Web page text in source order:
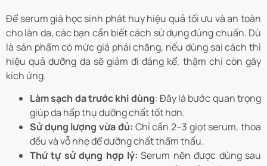
Để serum giá học sinh phát huy hiệu quả tối ưu và an toàn
cho làn da, các bạn cần biết cách sử dụng đúng chuẩn. Dù
là sản phẩm có mức giá phải chăng, nếu dùng sai cách thì
hiệu quả dưỡng da sẽ giảm đi đáng kể, thậm chí còn gây
kích ứng.
Làm sạch da trước khi dùng: Đây là bước quan trọng
giúp da hấp thụ dưỡng chất tốt hơn.
Sử dụng lượng vừa đủ: Chỉ cần 2–3 giọt serum, thoa
đều và vỗ nhẹ để dưỡng chất thẩm thấu.
Thứ tự sử dụng hợp lý: Serum nên được dùng sau